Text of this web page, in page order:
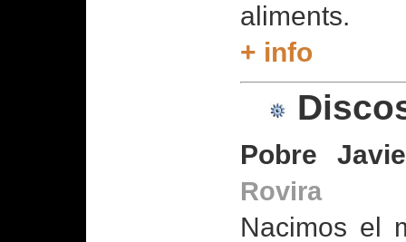
aliments.
+ info
Pobre
Rovira
Nacimos el